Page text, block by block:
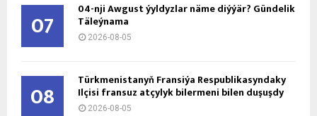
07 04-nji Awgust ýyldyzlar näme diýýär? Gündelik
Täleýnama
2026-08-05
08 Türkmenistanyň Fransiýa Respublikasyndaky
Ilçisi fransuz atçylyk bilermeni bilen duşuşdy
2026-08-05